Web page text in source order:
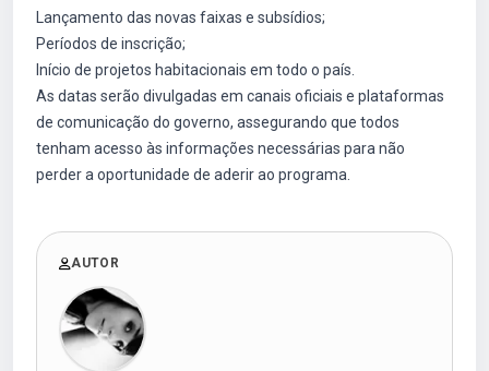
Lançamento das novas faixas e subsídios;
Períodos de inscrição;
Início de projetos habitacionais em todo o país.
As datas serão divulgadas em canais oficiais e plataformas
de comunicação do governo, assegurando que todos
tenham acesso às informações necessárias para não
perder a oportunidade de aderir ao programa.
AUTOR